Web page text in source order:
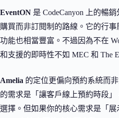
EventON 是 CodeCanyon 上的暢
購買而非訂閱制的路線。它的行事
功能也相當豐富。不過因為不在
和支援的即時性不如 MEC 和 The
Amelia 的定位更偏向預約系統而
的需求是「讓客戶線上預約時段」
選擇。但如果你的核心需求是「展